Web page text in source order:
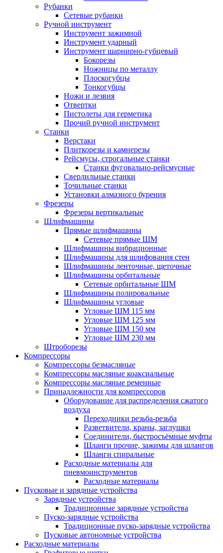
Рубанки
Сетевые рубанки
Ручной инструмент
Инструмент зажимной
Инструмент ударный
Инструмент шарнирно-губцевый
Бокорезы
Ножницы по металлу
Плоскогубцы
Тонкогубцы
Ножи и лезвия
Отвертки
Пистолеты для герметика
Прочий ручной инструмент
Станки
Верстаки
Плиткорезы и камнерезы
Рейсмусы, строгальные станки
Станки фуговально-рейсмусные
Сверлильные станки
Точильные станки
Установки алмазного бурения
Фрезеры
Фрезеры вертикальные
Шлифмашины
Прямые шлифмашины
Сетевые прямые ШМ
Шлифмашины вибрационные
Шлифмашины для шлифования стен
Шлифмашины ленточные, щеточные
Шлифмашины орбитальные
Сетевые орбитальные ШМ
Шлифмашины полировальные
Шлифмашины угловые
Угловые ШМ 115 мм
Угловые ШМ 125 мм
Угловые ШМ 150 мм
Угловые ШМ 230 мм
Штроборезы
Компрессоры
Компрессоры безмасляные
Компрессоры масляные коаксиальные
Компрессоры масляные ременные
Принадлежности для компрессоров
Оборудование для распределения сжатого
воздуха
Переходники резьба-резьба
Разветвители, краны, заглушки
Соединители, быстросъёмные муфты
Шланги прочие, зажимы для шлангов
Шланги спиральные
Расходные материалы для
пневмоинструментов
Расходные материалы
Пусковые и зарядные устройства
Зарядные устройства
Традиционные зарядные устройства
Пуско-зарядные устройства
Традиционные пуско-зарядные устройства
Пусковые автономные устройства
Расходные материалы